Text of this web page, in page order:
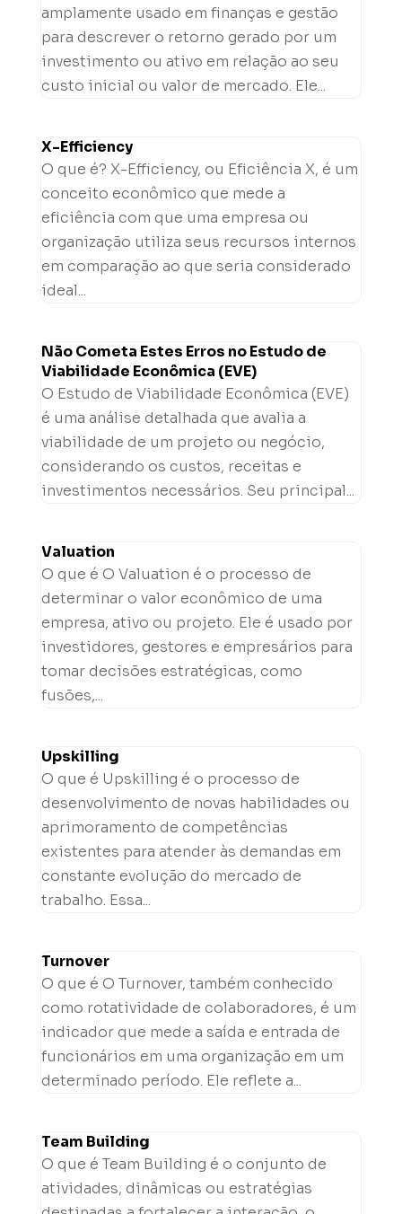
amplamente usado em finanças e gestão
para descrever o retorno gerado por um
investimento ou ativo em relação ao seu
custo inicial ou valor de mercado. Ele...
X-Efficiency
O que é? X-Efficiency, ou Eficiência X, é um
conceito econômico que mede a
eficiência com que uma empresa ou
organização utiliza seus recursos internos
em comparação ao que seria considerado
ideal...
Não Cometa Estes Erros no Estudo de
Viabilidade Econômica (EVE)
O Estudo de Viabilidade Econômica (EVE)
é uma análise detalhada que avalia a
viabilidade de um projeto ou negócio,
considerando os custos, receitas e
investimentos necessários. Seu principal...
Valuation
O que é O Valuation é o processo de
determinar o valor econômico de uma
empresa, ativo ou projeto. Ele é usado por
investidores, gestores e empresários para
tomar decisões estratégicas, como
fusões,...
Upskilling
O que é Upskilling é o processo de
desenvolvimento de novas habilidades ou
aprimoramento de competências
existentes para atender às demandas em
constante evolução do mercado de
trabalho. Essa...
Turnover
O que é O Turnover, também conhecido
como rotatividade de colaboradores, é um
indicador que mede a saída e entrada de
funcionários em uma organização em um
determinado período. Ele reflete a...
Team Building
O que é Team Building é o conjunto de
atividades, dinâmicas ou estratégias